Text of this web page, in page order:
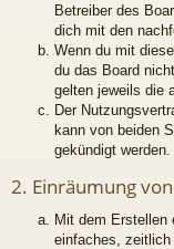
Betreiber des
dich mit den
Wenn du mit
du das Board
gelten jeweils die
Der
kann von beiden
gekündigt werden.
2. Einräumung
Mit dem Erstellen
einfaches, zeitlich